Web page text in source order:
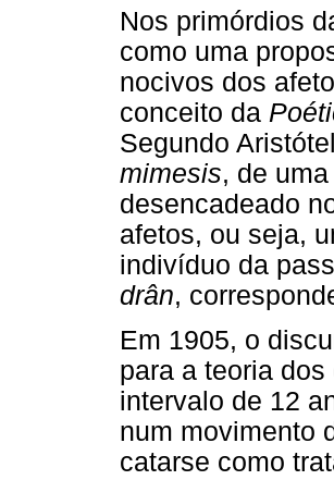
Nos primórdios
como uma
nocivos dos
conceito da
Segundo
mimesis, de
desencadeado
afetos, ou seja,
indivíduo da
drân,
Em 1905, o
para a teoria
intervalo de 12
num movimento
catarse como